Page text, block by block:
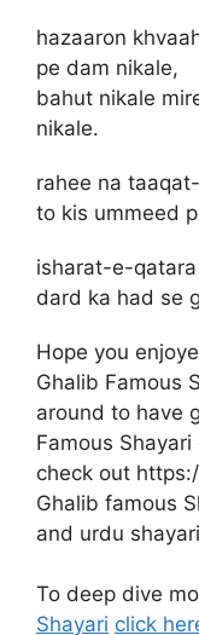
hazaaron
pe dam nikale,
bahut nikale
nikale.
rahee na
to kis ummeed
isharat-e-
dard ka had se
Hope you
Ghalib Famous
around to have
Famous
check out
Ghalib famous
and urdu
To deep dive
Shayari click